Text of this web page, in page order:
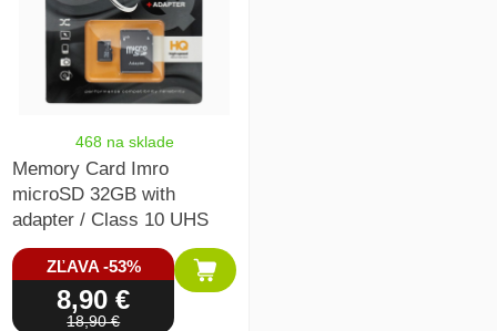
468 na sklade
Memory Card Imro
microSD 32GB with
adapter / Class 10 UHS
ZĽAVA -53%
8,90 €
18,90 €